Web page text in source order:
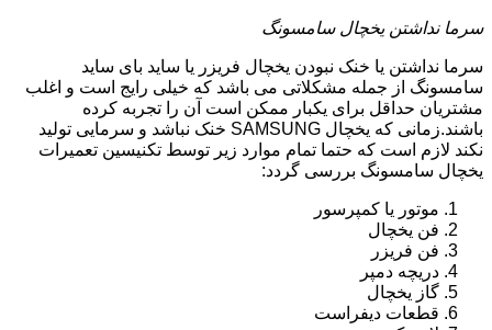
سرما نداشتن یخچال سامسونگ
سرما نداشتن یا خنک نبودن یخچال فریزر یا ساید بای ساید
سامسونگ از جمله مشکلاتی می باشد که خیلی رایج است و اغلب
مشتریان حداقل برای یکبار ممکن است آن را تجربه کرده
باشند.زمانی که یخچال SAMSUNG خنک نباشد و سرمایی تولید
نکند لازم است که حتما تمام موارد زیر توسط تکنیسین تعمیرات
یخچال سامسونگ بررسی گردد:
موتور یا کمپرسور
فن یخچال
فن فریزر
دریچه دمپر
گاز یخچال
قطعات دیفراست